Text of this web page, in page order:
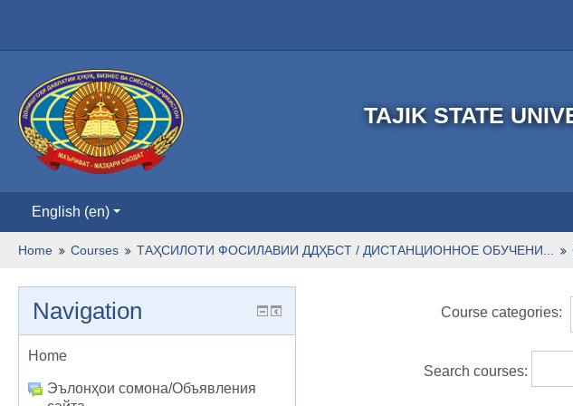
TAJIK STATE
English ‎(en)‎
Home Courses ТАҲСИЛОТИ ФОСИЛАВИИ ДДҲБСТ / ДИСТАНЦИОННОЕ ОБУЧЕНИ...
Course categories:
Search courses:
Navigation
Home
Эълонҳои сомона/Объявления